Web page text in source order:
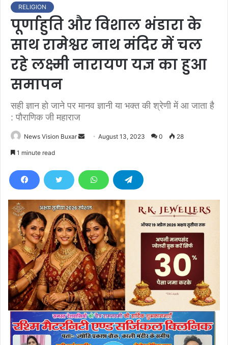
RELIGION
पूर्णाहुति और विशाल भंडारा के
साथ रामेश्वर नाथ मंदिर में चल
रहे लक्ष्मी नारायण यज्ञ का हुआ
समापन
सही ज्ञान हो जाने पर मानव ज्ञानी या भक्त की श्रेणी में आ जाता है
: पौराणिक जी महाराज
News Vision Buxar
d
e
m
a
i
l
August 13, 2023 0 28
1 minute read